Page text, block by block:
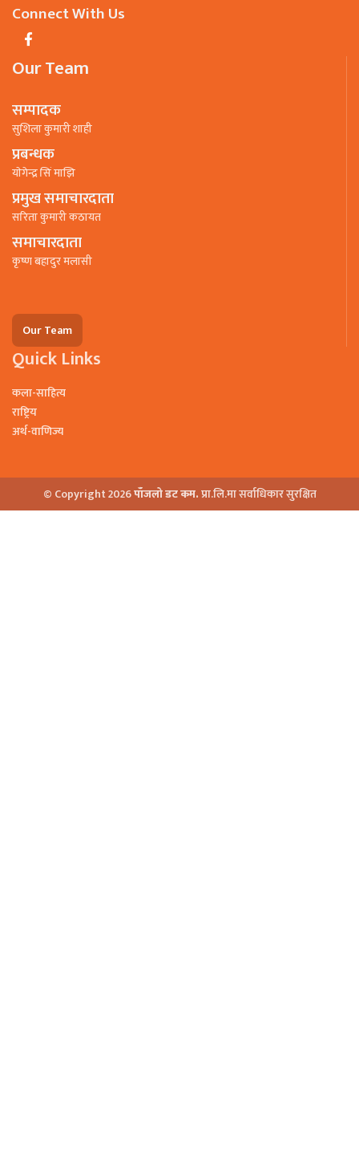
Connect With Us
Our Team
सम्पादक
सुशिला कुमारी शाही
प्रबन्धक
याेगेन्द्र सिं माझि
प्रमुख समाचारदाता
सरिता कुमारी कठायत
समाचारदाता
कृष्ण बहादुर मलासी
Our Team
Quick Links
कला-साहित्य
राष्ट्रिय
अर्थ-वाणिज्य
© Copyright 2026पाँजलो डट कम.प्रा.लि.मा सर्वाधिकार सुरक्षित